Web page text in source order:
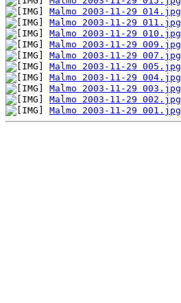
Malmo 2003-11-29 014.jpg
Malmo 2003-11-29 011.jpg
Malmo 2003-11-29 010.jpg
Malmo 2003-11-29 009.jpg
Malmo 2003-11-29 007.jpg
Malmo 2003-11-29 005.jpg
Malmo 2003-11-29 004.jpg
Malmo 2003-11-29 003.jpg
Malmo 2003-11-29 002.jpg
Malmo 2003-11-29 001.jpg